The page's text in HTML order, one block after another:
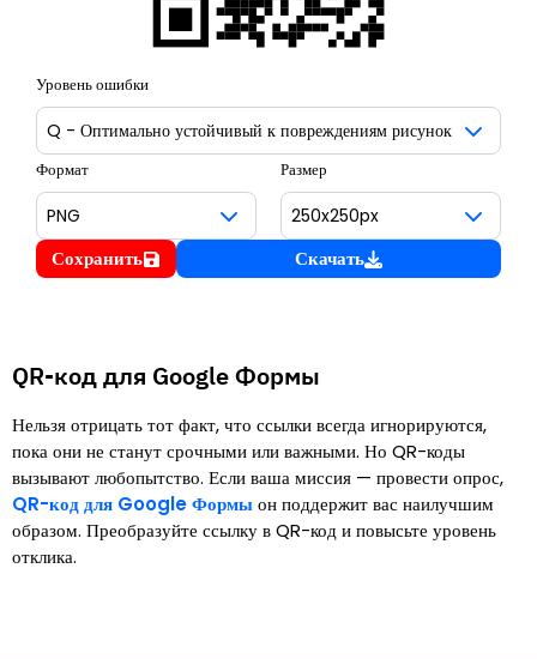
Уровень ошибки
Формат Размер
Сохранить Скачать
QR-код для Google Формы
Нельзя отрицать тот факт, что ссылки всегда игнорируются,
пока они не станут срочными или важными. Но QR-коды
вызывают любопытство. Если ваша миссия — провести опрос,
QR-код для Google Формыон поддержит вас наилучшим
образом. Преобразуйте ссылку в QR-код и повысьте уровень
отклика.